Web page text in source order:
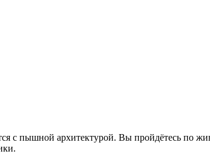
с пышной архитектурой. Вы пройдётесь по